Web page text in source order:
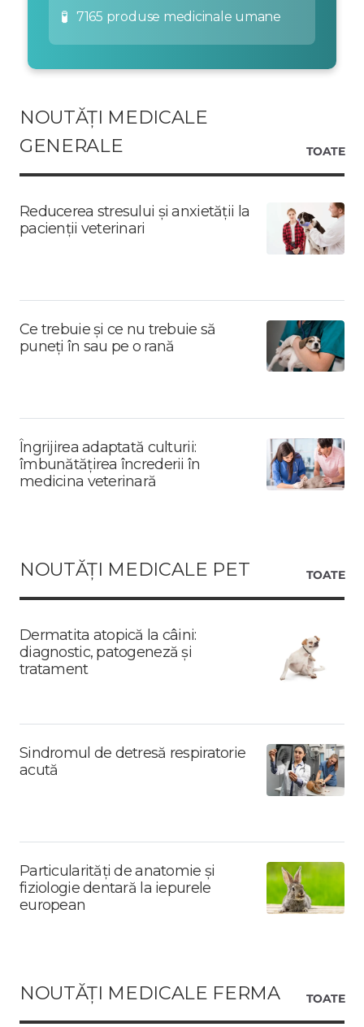
🧪 7165 produse medicinale umane
NOUTĂȚI MEDICALE
GENERALE
TOATE
Reducerea stresului și anxietății la
pacienții veterinari
Ce trebuie și ce nu trebuie să
puneți în sau pe o rană
Îngrijirea adaptată culturii:
îmbunătățirea încrederii în
medicina veterinară
NOUTĂȚI MEDICALE PET TOATE
Dermatita atopică la câini:
diagnostic, patogeneză și
tratament
Sindromul de detresă respiratorie
acută
Particularități de anatomie și
fiziologie dentară la iepurele
european
NOUTĂȚI MEDICALE FERMA TOATE